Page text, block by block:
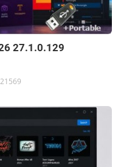
27.1.0.129
21569